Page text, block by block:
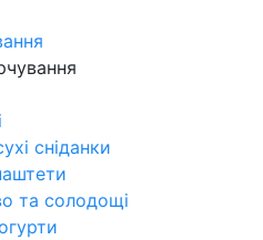
сніданки
та солодощі